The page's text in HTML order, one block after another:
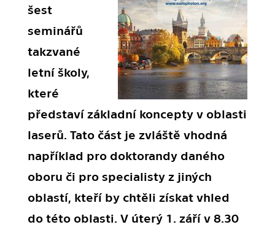
šest
seminářů
takzvané
letní školy,
které
představí základní koncepty v oblasti
laserů. Tato část je zvláště vhodná
například pro doktorandy daného
oboru či pro specialisty z jiných
oblastí, kteří by chtěli získat vhled
do této oblasti. V úterý 1. září v 8.30